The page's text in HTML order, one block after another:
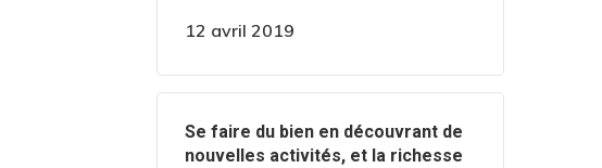
12 avril 2019
‍️Se faire du bien en découvrant de
nouvelles activités, et la richesse